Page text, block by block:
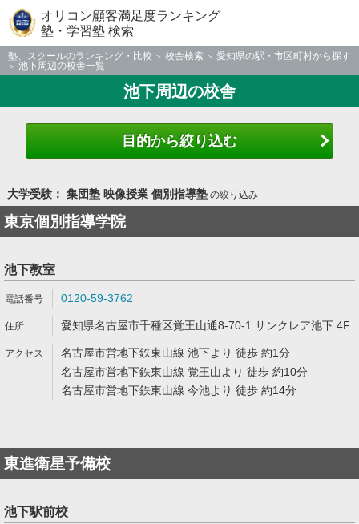
オリコン顧客満足度ランキング
塾・学習塾 検索
塾、スクールのランキング・比較 校舎検索
愛知県の駅・市区町村から探す
池下周辺の校舎一覧
池下周辺の校舎
目的から絞り込む
大学受験： 集団塾 映像授業 個別指導塾の絞り込み
東京個別指導学院
池下教室
0120-59-3762
愛知県名古屋市千種区覚王山通8-70-1 サンクレア池下 4F
名古屋市営地下鉄東山線 池下より 徒歩 約1分
名古屋市営地下鉄東山線 覚王山より 徒歩 約10分
名古屋市営地下鉄東山線 今池より 徒歩 約14分
東進衛星予備校
池下駅前校